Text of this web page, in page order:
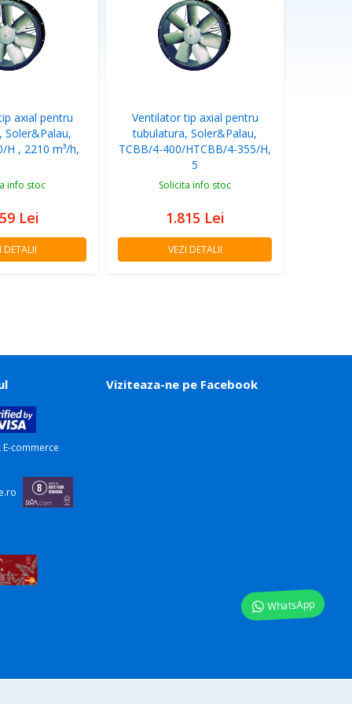
axial pentru
Soler&Palau,
H , 2210 m³/h,
info stoc
Lei
DETALII
Ventilator tip axial pentru
tubulatura, Soler&Palau,
TCBB/4-400/HTCBB/4-355/H,
5
Solicita info stoc
1.815 Lei
VEZI DETALII
WhatsApp
Viziteaza-ne pe Facebook